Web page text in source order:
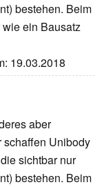
bestehen. Beim
ein Bausatz
19.03.2018
aber
schaffen Unibody
sichtbar nur
bestehen. Beim